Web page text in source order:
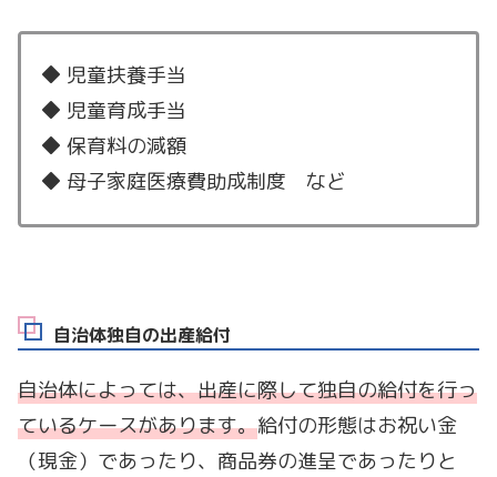
◆ 児童扶養手当
◆ 児童育成手当
◆ 保育料の減額
◆ 母子家庭医療費助成制度 など
自治体独自の出産給付
自治体によっては、出産に際して独自の給付を行っ
ているケースがあります。給付の形態はお祝い金
（現金）であったり、商品券の進呈であったりと